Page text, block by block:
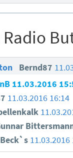
Radio
Bernd87
11.03.2016
11.03.2016 16:14
11.03.2016